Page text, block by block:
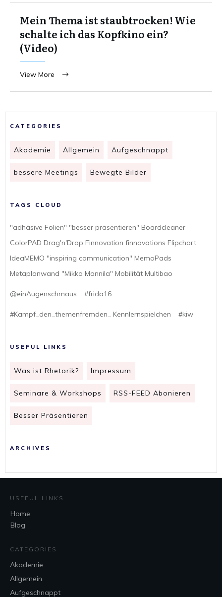
Mein Thema ist staubtrocken! Wie
schalte ich das Kopfkino ein?
(Video)
View More
CATEGORIES
Akademie Allgemein Aufgeschnappt
bessere Meetings Bewegte Bilder
TAGS CLOUD
"adhäsive Folien" "besser präsentieren" Boardcleaner
ColorPAD Drag'n'Drop Finnovation finnovations Flipchart
IdeaMEMO "inspiring communication" MemoPads
Metaplanwand "Mikko Mannila" Mobilität Multibao
@einAugenschmaus #frida16
#Kampf_den_themenfremden_ Kennlernspielchen #kiw
USEFUL LINKS
Was ist Rhetorik? Impressum
Seminare & Workshops RSS-FEED Abonieren
Besser Präsentieren
ARCHIVES
USEFUL LINKS
Home
Blog
CATEGORIES
Akademie
Allgemein
Aufgeschnappt